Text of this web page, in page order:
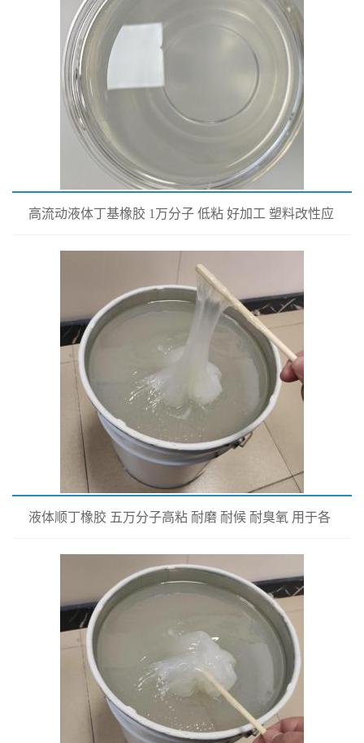
高流动液体丁基橡胶 1万分子 低粘 好加工 塑料改性应
液体顺丁橡胶 五万分子高粘 耐磨 耐候 耐臭氧 用于各